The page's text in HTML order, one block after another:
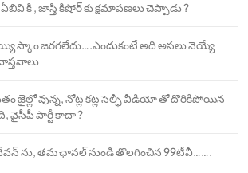
కి , జాస్తి కిషోర్ కు క్షమాపణలు చెప్పాడు ?
స్కాం జరగలేదు….ఎందుకంటే అది అసలు నెయ్యే
జైల్లో వున్న, నోట్ల కట్ల సెల్ఫీ వీడియో తో దొరికిపోయిన
వైసీపీ పార్టీ కాదా ?
ను, తమ ఛానల్ నుండి తొలగించిన 99టీవీ…….